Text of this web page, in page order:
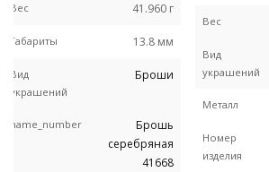
Вес 41.960 г
Габариты 13.8 мм
Вид
украшений
Броши
name_number
Брошь
серебряная
41668
Вес
Вид
украшений
Металл
Номер
изделия